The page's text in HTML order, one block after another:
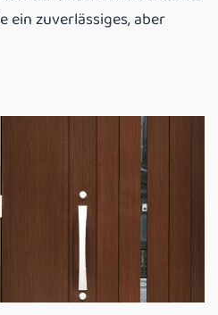
ein zuverlässiges, aber